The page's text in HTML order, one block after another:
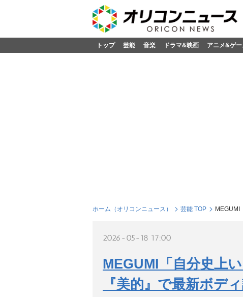
トップ 芸能 音楽 ドラマ&映画 アニメ&ゲ
ホーム（オリコンニュース） 芸能 TOP MEGUMI
2026-05-18 17:00
MEGUMI「自分史上
『美的』で最新ボデ